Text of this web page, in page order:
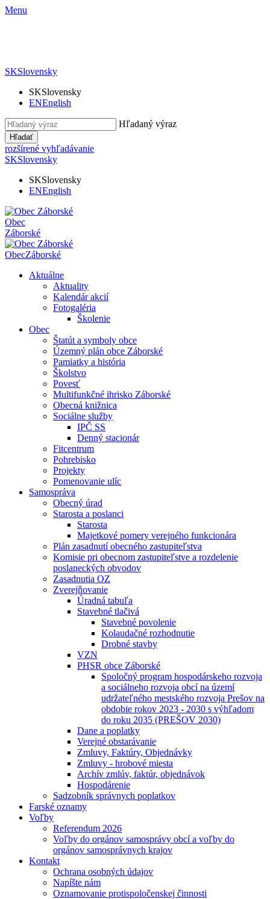
Menu
SKSlovensky
SKSlovensky
ENEnglish
Hľadaný výraz
Hľadať
rozšírené vyhľadávanie
SKSlovensky
SKSlovensky
ENEnglish
Obec
Záborské
ObecZáborské
Aktuálne
Aktuality
Kalendár akcií
Fotogaléria
Školenie
Obec
Štatút a symboly obce
Územný plán obce Záborské
Pamiatky a história
Školstvo
Povesť
Multifunkčné ihrisko Záborské
Obecná knižnica
Sociálne služby
IPČ SS
Denný stacionár
Fitcentrum
Pohrebisko
Projekty
Pomenovanie ulíc
Samospráva
Obecný úrad
Starosta a poslanci
Starosta
Majetkové pomery verejného funkcionára
Plán zasadnutí obecného zastupiteľstva
Komisie pri obecnom zastupiteľstve a rozdelenie
poslaneckých obvodov
Zasadnutia OZ
Zverejňovanie
Úradná tabuľa
Stavebné tlačivá
Stavebné povolenie
Kolaudačné rozhodnutie
Drobné stavby
VZN
PHSR obce Záborské
Spoločný program hospodárskeho rozvoja
a sociálneho rozvoja obcí na území
udržateľného mestského rozvoja Prešov na
obdobie rokov 2023 - 2030 s výhľadom
do roku 2035 (PREŠOV 2030)
Dane a poplatky
Verejné obstarávanie
Zmluvy, Faktúry, Objednávky
Zmluvy - hrobové miesta
Archív zmlúv, faktúr, objednávok
Hospodárenie
Sadzobník správnych poplatkov
Farské oznamy
Voľby
Referendum 2026
Voľby do orgánov samosprávy obcí a voľby do
orgánov samosprávnych krajov
Kontakt
Ochrana osobných údajov
Napíšte nám
Oznamovanie protispoločenskej činnosti